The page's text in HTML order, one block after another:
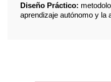
Diseño Práctico:
aprendizaje autónomo y la